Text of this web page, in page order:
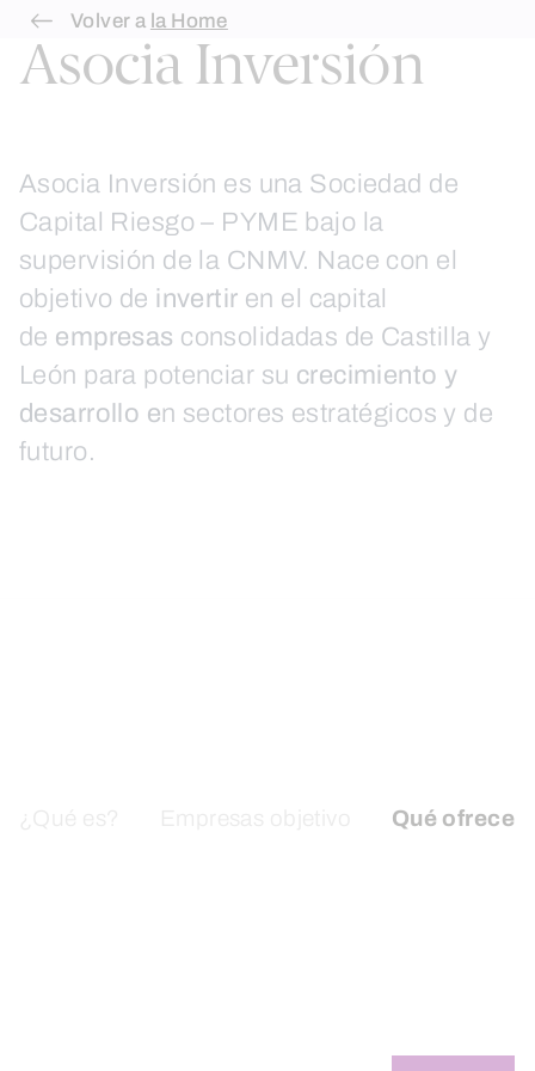
Skip
content
Volver a la Home
Asocia Inversión
Asocia Inversión es una Sociedad de
Capital Riesgo – PYME bajo la
supervisión de la CNMV. Nace con el
objetivo de invertir en el capital
de empresas consolidadas de Castilla y
León para potenciar su crecimiento y
desarrollo en sectores estratégicos y de
futuro.
Qué ofrece